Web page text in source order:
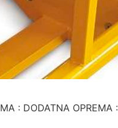
: DODATNA OPREMA :